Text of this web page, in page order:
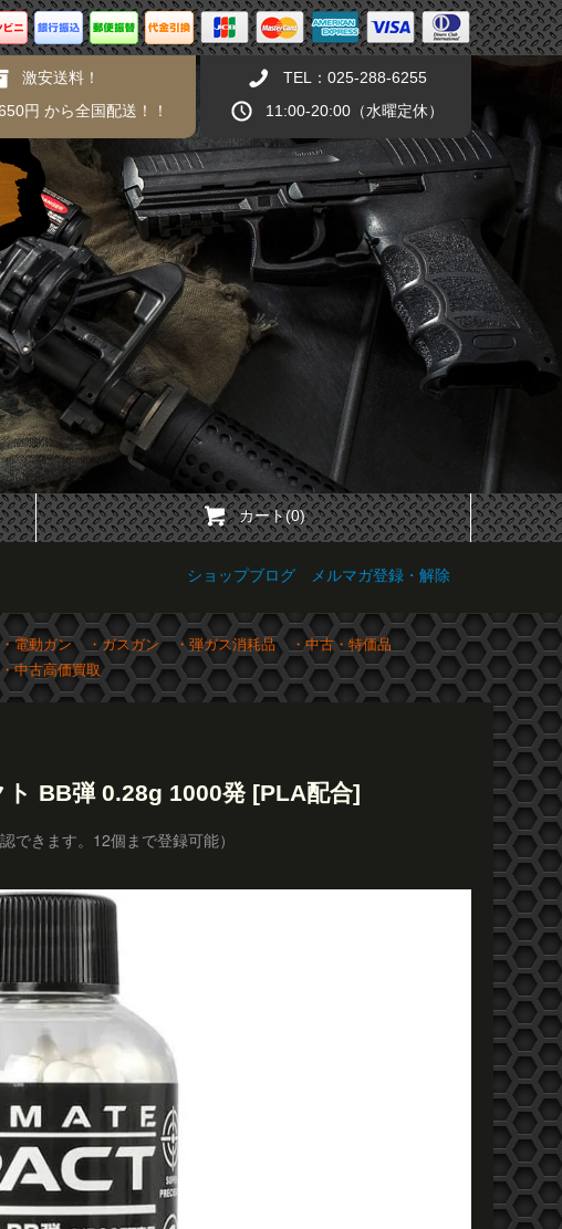
激安送料！
円 から全国配送！！
TEL：025-288-6255
11:00-20:00（水曜定休）
カート(0)
ショップブログ メルマガ登録・解除
・電動ガン ・ガスガン ・弾ガス消耗品
・中古・特価品
・中古高価買取
BB弾 0.28g 1000発 [PLA配合]
できます。12個まで登録可能）